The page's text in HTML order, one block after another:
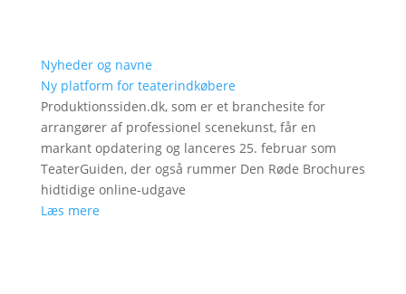
Nyheder og navne
Ny platform for teaterindkøbere
Produktionssiden.dk, som er et branchesite for
arrangører af professionel scenekunst, får en
markant opdatering og lanceres 25. februar som
TeaterGuiden, der også rummer Den Røde Brochures
hidtidige online-udgave
Læs mere